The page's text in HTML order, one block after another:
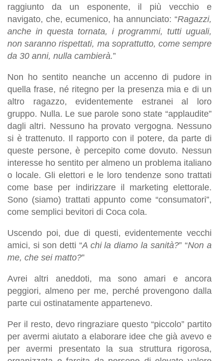
raggiunto da un esponente, il più vecchio e
navigato, che, ecumenico, ha annunciato: “Ragazzi,
anche in questa tornata, i programmi, tutti uguali,
non saranno rispettati, ma soprattutto, come sempre
da 30 anni, nulla cambierà.”
Non ho sentito neanche un accenno di pudore in
quella frase, né ritegno per la presenza mia e di un
altro ragazzo, evidentemente estranei al loro
gruppo. Nulla. Le sue parole sono state “applaudite”
dagli altri. Nessuno ha provato vergogna. Nessuno
si è trattenuto. Il rapporto con il potere, da parte di
queste persone, è percepito come dovuto. Nessun
interesse ho sentito per almeno un problema italiano
o locale. Gli elettori e le loro tendenze sono trattati
come base per indirizzare il marketing elettorale.
Sono (siamo) trattati appunto come “consumatori”,
come semplici bevitori di Coca cola.
Uscendo poi, due di questi, evidentemente vecchi
amici, si son detti “A chi la diamo la sanità?” “Non a
me, che sei matto?”
Avrei altri aneddoti, ma sono amari e ancora
peggiori, almeno per me, perché provengono dalla
parte cui ostinatamente appartenevo.
Per il resto, devo ringraziare questo “piccolo” partito
per avermi aiutato a elaborare idee che già avevo e
per avermi presentato la sua struttura rigorosa,